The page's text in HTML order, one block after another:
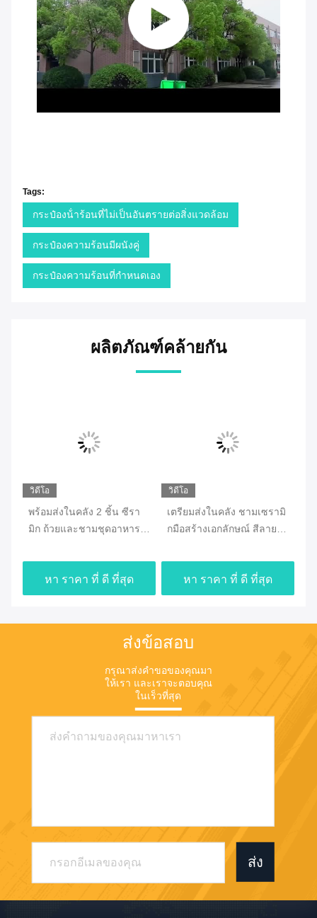
Tags:
กระป๋องน้ําร้อนที่ไม่เป็นอันตรายต่อสิ่งแวดล้อม
กระป๋องความร้อนมีผนังคู่
กระป๋องความร้อนที่กําหนดเอง
ผลิตภัณฑ์คล้ายกัน
วิดีโอ
พร้อมส่งในคลัง 2 ชิ้น ซีรา
มิก ถ้วยและชามชุดอาหาร
หา ราคา ที่ ดี ที่สุด
วิดีโอ
เตรียมส่งในคลัง ชามเซรามิ
กมือสร้างเอกลักษณ์ สีลายรูป
3d
หา ราคา ที่ ดี ที่สุด
ส่งข้อสอบ
กรุณาส่งคําขอของคุณมา
ให้เรา และเราจะตอบคุณ
ในเร็วที่สุด
ส่ง